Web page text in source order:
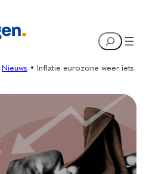
Search
Nieuws •
Inflatie eurozone weer iets